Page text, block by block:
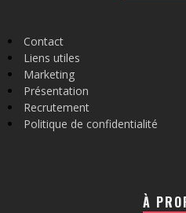
Contact
Liens utiles
Marketing
Présentation
Recrutement
Politique de confidentialité
À